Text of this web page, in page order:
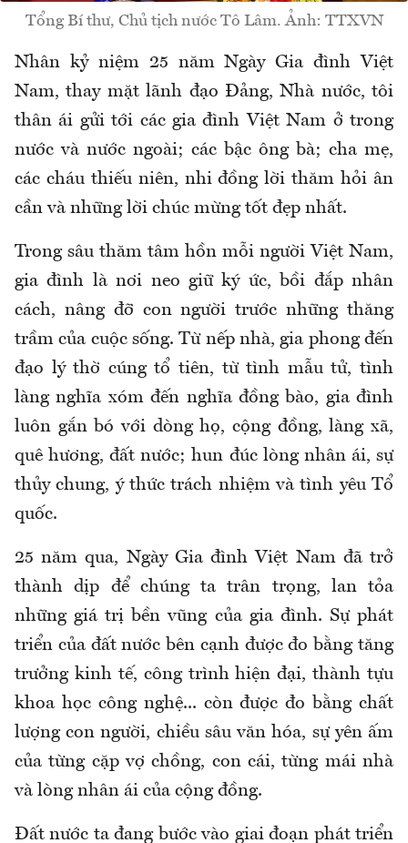
Tổng Bí thư, Chủ tịch nước Tô Lâm. Ảnh: TTXVN
Nhân kỷ niệm 25 năm Ngày Gia đình Việt
Nam, thay mặt lãnh đạo Đảng, Nhà nước, tôi
thân ái gửi tới các gia đình Việt Nam ở trong
nước và nước ngoài; các bậc ông bà; cha mẹ,
các cháu thiếu niên, nhi đồng lời thăm hỏi ân
cần và những lời chúc mừng tốt đẹp nhất.
Trong sâu thăm tâm hồn mỗi người Việt Nam,
gia đình là nơi neo giữ ký ức, bồi đắp nhân
cách, nâng đỡ con người trước những thăng
trầm của cuộc sống. Từ nếp nhà, gia phong đến
đạo lý thờ cúng tổ tiên, từ tình mẫu tử, tình
làng nghĩa xóm đến nghĩa đồng bào, gia đình
luôn gắn bó với dòng họ, cộng đồng, làng xã,
quê hương, đất nước; hun đúc lòng nhân ái, sự
thủy chung, ý thức trách nhiệm và tình yêu Tổ
quốc.
25 năm qua, Ngày Gia đình Việt Nam đã trở
thành dịp để chúng ta trân trọng, lan tỏa
những giá trị bền vũng của gia đình. Sự phát
triển của đất nước bên cạnh được đo bằng tăng
trưởng kinh tế, công trình hiện đại, thành tựu
khoa học công nghệ... còn được đo bằng chất
lượng con người, chiều sâu văn hóa, sự yên ấm
của từng cặp vợ chồng, con cái, từng mái nhà
và lòng nhân ái của cộng đồng.
Đất nước ta đang bước vào giai đoạn phát triển